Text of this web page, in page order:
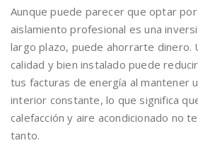
Aunque puede parecer que optar
aislamiento profesional es una
largo plazo, puede ahorrarte dinero.
calidad y bien instalado puede
tus facturas de energía al mantener
interior constante, lo que significa
calefacción y aire acondicionado no
tanto.